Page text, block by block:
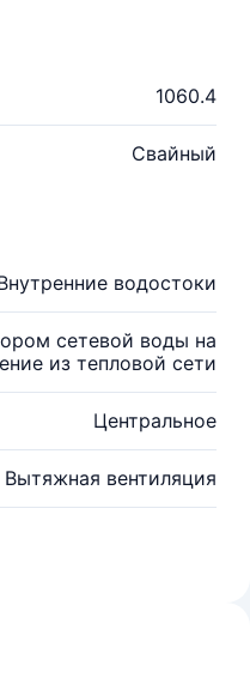
1060.4
Свайный
водостоки
сетевой воды на
из тепловой сети
Центральное
Вытяжная вентиляция